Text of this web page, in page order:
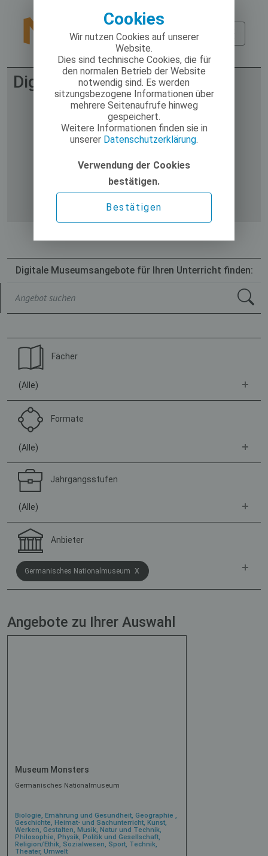
Cookies
Wir nutzen Cookies auf unserer
Website.
Dies sind technische Cookies, die für
den normalen Betrieb der Website
notwendig sind. Es werden
sitzungsbezogene Informationen über
mehrere Seitenaufrufe hinweg
gespeichert.
Weitere Informationen finden sie in
unserer Datenschutzerklärung.
Verwendung der Cookies
bestätigen.
Bestätigen
Digitale Museumsangebote
Digitale Museumsangebote für Ihren Unterricht finden:
Fächer
(Alle)
Formate
(Alle)
Jahrgangsstufen
(Alle)
Anbieter
Germanisches Nationalmuseum x
Angebote zu Ihrer Auswahl
Museum Monsters
Germanisches Nationalmuseum
Biologie, Ernährung und Gesundheit, Geographie ,
Geschichte, Heimat- und Sachunterricht, Kunst,
Werken, Gestalten, Musik, Natur und Technik,
Philosophie, Physik, Politik und Gesellschaft,
Religion/Ethik, Sozialwesen, Sport, Technik,
Theater, Umwelt